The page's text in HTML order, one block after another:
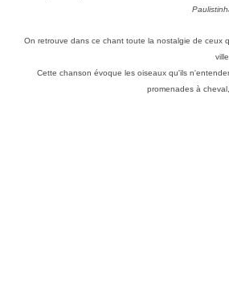
On retrouve dans ce chant toute la nostalgie de ceux
Cette chanson évoque les oiseaux qu'ils
promenades à